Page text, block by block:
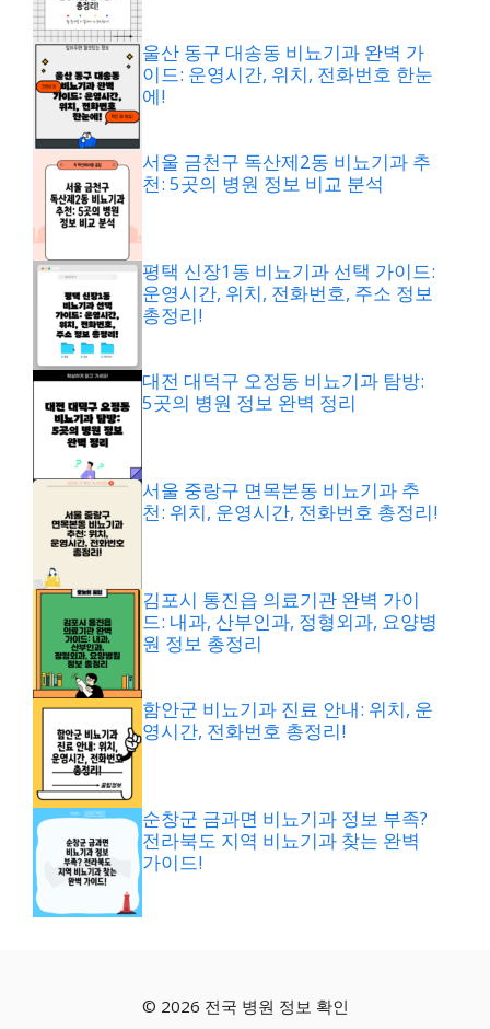
울산 동구 대송동 비뇨기과 완벽 가
이드: 운영시간, 위치, 전화번호 한눈
에!
서울 금천구 독산제2동 비뇨기과 추
천: 5곳의 병원 정보 비교 분석
평택 신장1동 비뇨기과 선택 가이드:
운영시간, 위치, 전화번호, 주소 정보
총정리!
대전 대덕구 오정동 비뇨기과 탐방:
5곳의 병원 정보 완벽 정리
서울 중랑구 면목본동 비뇨기과 추
천: 위치, 운영시간, 전화번호 총정리!
김포시 통진읍 의료기관 완벽 가이
드: 내과, 산부인과, 정형외과, 요양병
원 정보 총정리
함안군 비뇨기과 진료 안내: 위치, 운
영시간, 전화번호 총정리!
순창군 금과면 비뇨기과 정보 부족?
전라북도 지역 비뇨기과 찾는 완벽
가이드!
© 2026 전국 병원 정보 확인